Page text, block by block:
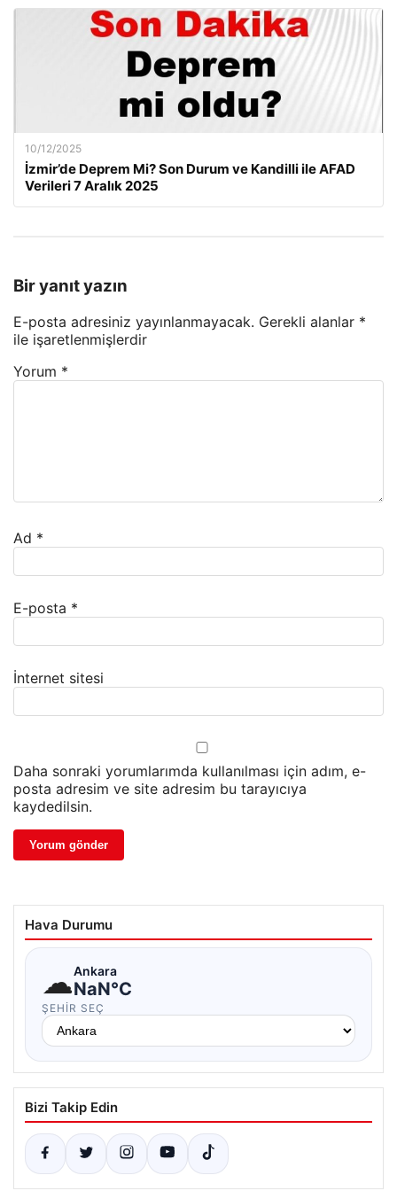
10/12/2025
İzmir’de Deprem Mi? Son Durum ve Kandilli ile AFAD
Verileri 7 Aralık 2025
Bir yanıt yazın
E-posta adresiniz yayınlanmayacak. Gerekli alanlar *
ile işaretlenmişlerdir
Yorum *
Ad *
E-posta *
İnternet sitesi
Daha sonraki yorumlarımda kullanılması için adım, e-
posta adresim ve site adresim bu tarayıcıya
kaydedilsin.
Hava Durumu
☁Ankara
NaN°C
ŞEHIR SEÇ
Bizi Takip Edin